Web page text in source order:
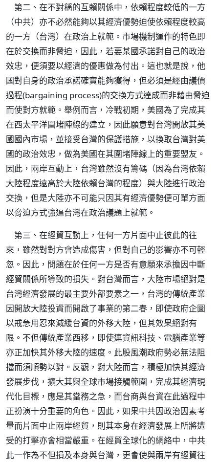
第二、在不對稱的互賴關係中，依賴程度較低的一方
（中共）亦不必然能夠以其經濟優勢迫使依賴程度較高
的一方（台灣）在政治上就範。市場機制運作的特色即
在於交換而非脅迫，因此，若要某國承諾對自己的政治
效忠，便須要以經濟的優惠做為付出。這也就是說，他
國對自身的政治承諾確實能夠獲得，但必須是經由議價
過程(bargaining process)的交換方式達成而非藉由脅迫
而使對方就範。舉例而言，冷戰初期，美國為了完成其
在西太平洋圍堵陣線的建立，因此願意對台灣開放其美
國國內市場，並接受台灣的保護措施，以換取台灣對美
國的政治效忠，做為美國在其圍堵陣線上的重要盟友。
因此，兩岸互動上，台灣雖然沒有籌碼（因為台灣依賴
大陸程度遠高於大陸依賴台灣的程度）與大陸進行政治
交換，但是大陸亦不可能只因其有經濟優勢便可單方面
以脅迫方式強逼台灣在政治議題上就範。
第三、在經貿互動上，任何一方片面中止彼此的往
來，雖然對對方會造成傷害，但對自己的影響亦不可輕
忽。因此，問題在於任何一方是否有意願來承擔因中斷
經貿關係所導致的損失。對台灣而言，大陸市場絕對是
台灣經濟發展的最主要外部要素之一，台灣的傳統產業
因開放大陸投資而開啟了事業的第二春，即使政府企圖
以戒急用忍來減緩台資的外移大陸，但其效果絕對有
限。不但傳統產業西移，即使連資訊科技、電腦產業等
亦正加快其外移大陸的速度。此股風潮政府勢必無法阻
擋而須順勢以對。反觀，對大陸而言，積極加快其經濟
發展步伐，擴大其與全球市場接觸範圍，完成其經濟現
代化目標，應是其當務之急，而台商與台資在此過程中
正扮演十分重要的角色。因此，如果中共因政治因素考
量而片面中止兩岸經貿，則其本身在經濟發展上所將遭
受的打擊亦會相當嚴重。在經貿全球化的網絡中，中共
此一作為不但損及本身與台灣，更會使與兩岸有經貿往